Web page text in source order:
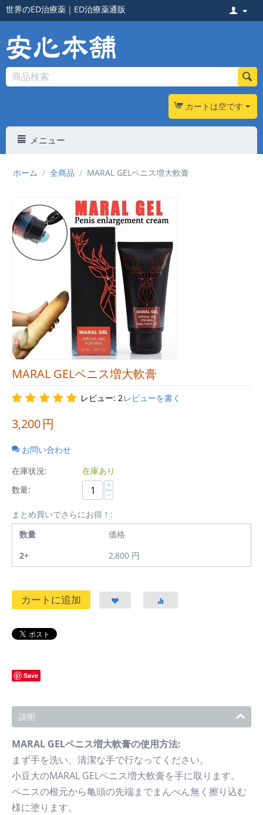
世界のED治療薬 ｜ ED治療薬通販
カートは空です
メニュー
ホーム / 全商品 / MARAL GELペニス増大軟膏
MARAL GELペニス増大軟膏
レビュー: 2 レビューを書く
3,200円
お問い合わせ
在庫状況:
在庫あり
数量:
+
−
まとめ買いでさらにお得！:
数量
価格
2+
2,800 円
カートに追加
Save
説明
MARAL GELペニス増大軟膏の使用方法:
まず手を洗い、清潔な手で行なってください。
小豆大のMARAL GELペニス増大軟膏を手に取ります。
ペニスの根元から亀頭の先端までまんべん無く擦り込む
様に塗ります。